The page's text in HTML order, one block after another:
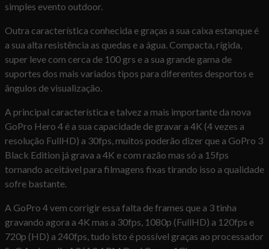
simples evento outdoor.
Outra característica conhecida e graças a sua caixa estanque é
a sua alta resistência as quedas e a água. Compacta, rígida,
super leve com cerca de 100 grs e a sua grande gama de
suportes dos mais variados tipos para diferentes desportos e
ângulos de visualização.
A principal característica e talvez a mais importante da nova
GoPro Hero 4 é a sua capacidade de gravar a 4K (4 vezes a
resolução FullHD) a 30fps, muitos poderão dizer que a GoPro 3
Black Edition já grava a 4K e com razão mas só a 15fps
tornando aceitável para filmagens fixas tirando isso a qualidade
sofre bastante.
A GoPro 4 vem corrigir essa falta de frames que a 3 tinha
gravando agora a 4K mas a 30fps, 1080p (FullHD) a 120fps e
720p (HD) a 240fps, tudo isto é possível graças ao processador